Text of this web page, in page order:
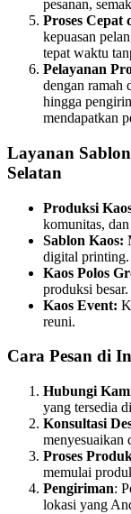
pesanan,
Proses Cepat
kepuasan
tepat waktu
Pelayanan
dengan ramah
hingga
mendapatkan
Layanan
Selatan
Produksi
komunitas, dan
Sablon Kaos:
digital printing.
Kaos Polos
produksi besar.
Kaos Event:
reuni.
Cara Pesan di
Hubungi
yang tersedia
Konsultasi
menyesuaikan
Proses
memulai
Pengiriman:
lokasi yang